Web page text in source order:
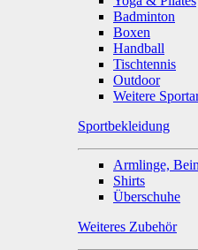
Badminton
Boxen
Handball
Tischtennis
Outdoor
Weitere
Sportbekleidung
Armlinge,
Shirts
Überschuhe
Weiteres Zubehör